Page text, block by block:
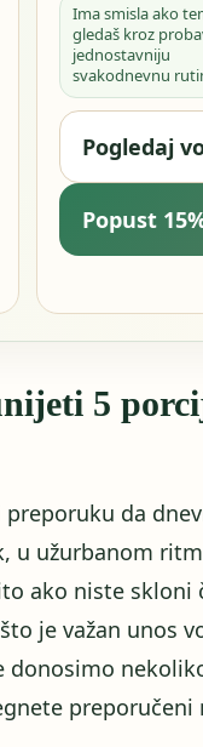
Ima smisla ako
gledaš kroz
jednostavniju
svakodnevnu
Pogledaj
Popust
5
da
u užurbanom
ako niste skloni
je važan unos
donosimo